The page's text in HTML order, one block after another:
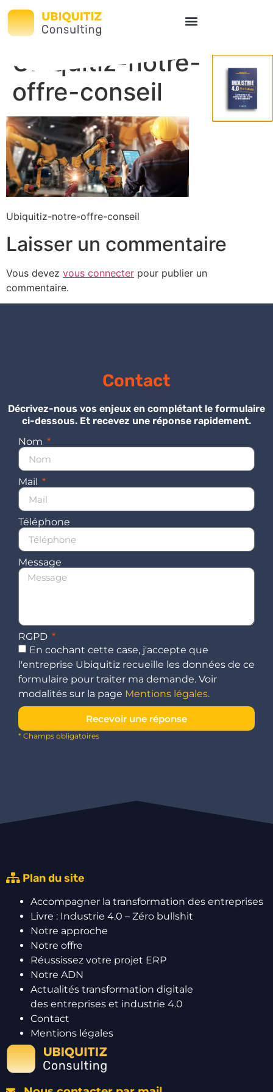
Ubiquitiz-notre-
offre-conseil
Ubiquitiz-notre-offre-conseil
Laisser un commentaire
Vous devez vous connecter pour publier un
commentaire.
Contact
Décrivez-nous vos enjeux en complétant le formulaire
ci-dessous. Et recevez une réponse rapidement.
Nom
Mail
Téléphone
Message
RGPD
En cochant cette case, j'accepte que
l'entreprise Ubiquitiz recueille les données de ce
formulaire pour traiter ma demande. Voir
modalités sur la page Mentions légales.
Recevoir une réponse
* Champs obligatoires
Plan du site
Accompagner la transformation des entreprises
Livre : Industrie 4.0 – Zéro bullshit
Notre approche
Notre offre
Réussissez votre projet ERP
Notre ADN
Actualités transformation digitale
des entreprises et industrie 4.0
Contact
Mentions légales